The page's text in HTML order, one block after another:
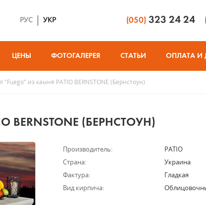
РУС УКР (050) 323 24 24
ЦЕНЫ ФОТОГАЛЕРЕЯ СТАТЬИ ОПЛАТА И
"Fuego" из камня PATIO BERNSTONE (Бернстоун)
BERNSTONE (БЕРНСТОУН)
Производитель:
PATIO
Страна:
Украина
Фактура:
Гладкая
Вид кирпича: